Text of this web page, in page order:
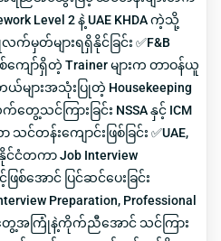
Level 2 နဲ့ UAE KHDA ကဲ့သို့
များရရှိနိုင်ခြင်း ✅F&B
ျော်ရှိတဲ့ Trainer များက တာဝန်ယူ
များအသုံးပြုတဲ့ Housekeeping
သင်ကြားခြင်း NSSA နှင့် ICM
န်းကျောင်းဖြစ်ခြင်း ✅UAE,
င်ငံတကာ Job Interview
အောင် ပြင်ဆင်ပေးခြင်း
Preparation, Professional
တွေ့အကြုံနဲ့ကိုက်ညီအောင် သင်ကြား